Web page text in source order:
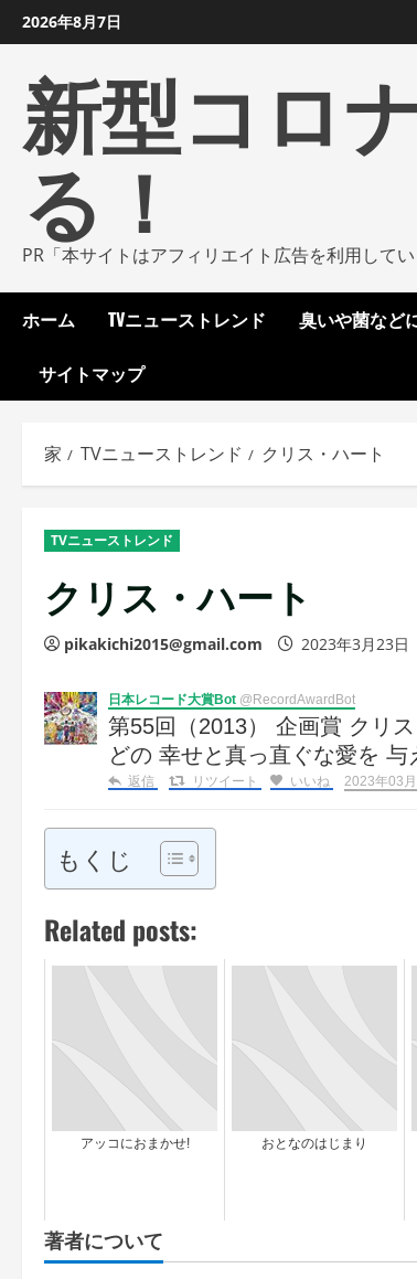
ン
2026年8月7日
新型コロ
る！
PR「本サイトはアフィリエイト広告を利用してい
ホーム TVニューストレンド 臭いや菌など
サイトマップ
家 TVニューストレンド クリス・ハート
TVニューストレンド
クリス・ハート
pikakichi2015@gmail.com 2023年3月23日
日本レコード大賞Bot @RecordAwardBot
第55回（2013） 企画賞 クリ
どの 幸せと真っ直ぐな愛を
返信 リツイート いいね 2023年03
もくじ
Related posts:
アッコにおまかせ! おとなのはじまり
著者について